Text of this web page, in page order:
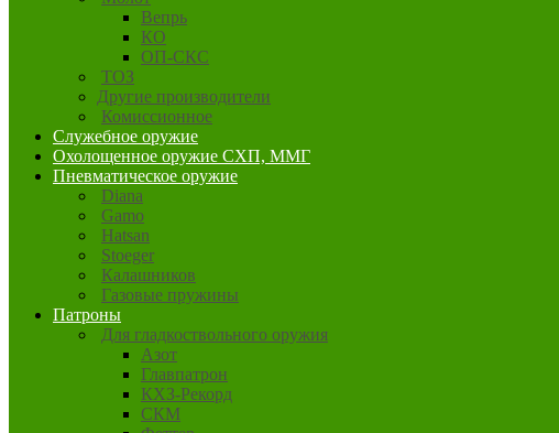
Вепрь
КО
ОП-СКС
ТОЗ
Другие производители
Комиссионное
Служебное оружие
Охолощенное оружие СХП, ММГ
Пневматическое оружие
Diana
Gamo
Hatsan
Stoeger
Калашников
Газовые пружины
Патроны
Для гладкоствольного оружия
Азот
Главпатрон
КХЗ-Рекорд
СКМ